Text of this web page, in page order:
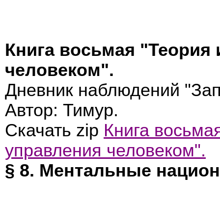
Книга восьмая "Теория
человеком".
Дневник наблюдений
Автор: Тимур.
Скачать zip Книга
управления человеком".
§ 8. Ментальные